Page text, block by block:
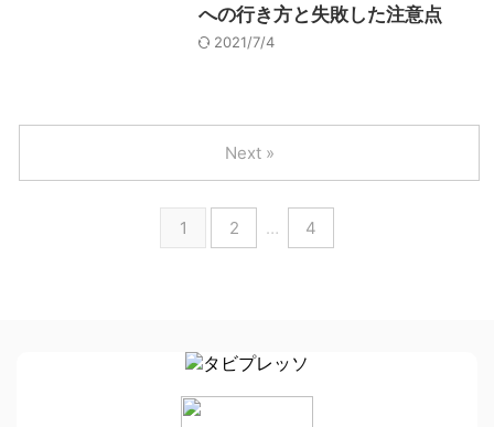
への行き方と失敗した注意点
2021/7/4
1 2 … 4
Next »